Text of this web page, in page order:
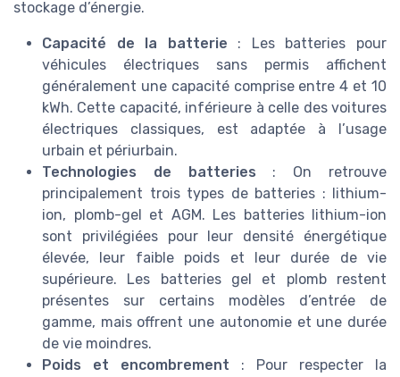
stockage d’énergie.
Capacité de la batterie : Les batteries pour
véhicules électriques sans permis affichent
généralement une capacité comprise entre 4 et 10
kWh. Cette capacité, inférieure à celle des voitures
électriques classiques, est adaptée à l’usage
urbain et périurbain.
Technologies de batteries : On retrouve
principalement trois types de batteries : lithium-
ion, plomb-gel et AGM. Les batteries lithium-ion
sont privilégiées pour leur densité énergétique
élevée, leur faible poids et leur durée de vie
supérieure. Les batteries gel et plomb restent
présentes sur certains modèles d’entrée de
gamme, mais offrent une autonomie et une durée
de vie moindres.
Poids et encombrement : Pour respecter la